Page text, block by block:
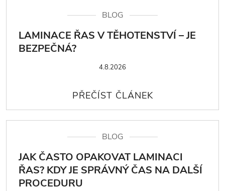
BLOG
LAMINACE ŘAS V TĚHOTENSTVÍ – JE
BEZPEČNÁ?
4.8.2026
BLOG
JAK ČASTO OPAKOVAT LAMINACI
ŘAS? KDY JE SPRÁVNÝ ČAS NA DALŠÍ
PROCEDURU